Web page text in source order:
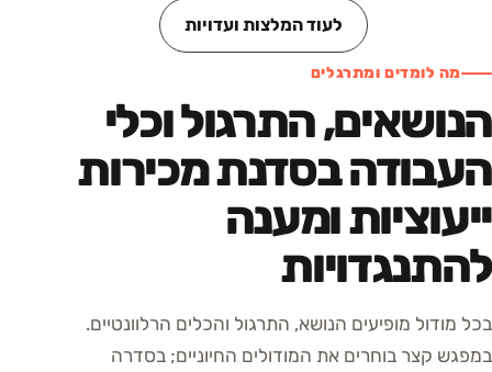
לעוד המלצות ועדויות
מה לומדים ומתרגלים
הנושאים, התרגול וכלי
העבודה בסדנת מכירות
ייעוציות ומענה
להתנגדויות
בכל מודול מופיעים הנושא, התרגול והכלים הרלוונטיים.
במפגש קצר בוחרים את המודולים החיוניים; בסדרה